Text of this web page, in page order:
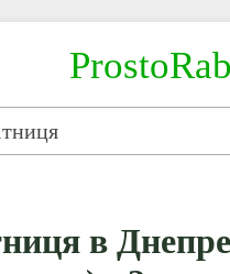
в Днепре